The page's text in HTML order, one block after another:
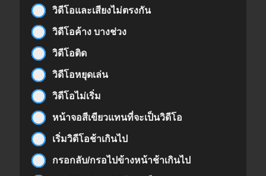
วิดีโอและเสียงไม่ตรงกัน
วิดีโอค้าง บางช่วง
วิดีโอติด
วิดีโอหยุดเล่น
วิดีโอไม่เริ่ม
หน้าจอสีเขียวแทนที่จะเป็นวิดีโอ
เริ่มวิดีโอช้าเกินไป
กรอกลับ/กรอไปข้างหน้าช้าเกินไป